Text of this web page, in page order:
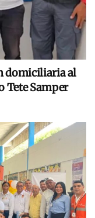
domiciliaria al
Tete Samper